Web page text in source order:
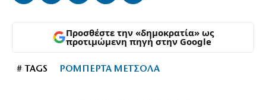
Προσθέστε την «δημοκρατία» ως
προτιμώμενη πηγή στην Google
# TAGS ΡΟΜΠΕΡΤΑ ΜΕΤΣΟΛΑ